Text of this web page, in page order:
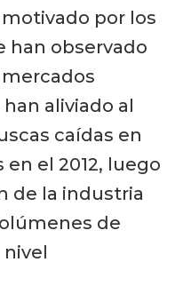
por los
han observado
aliviado al
caídas en
en el 2012, luego
de la industria
de